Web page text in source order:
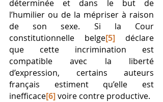
déterminée et dans le but de
l’humilier ou de la mépriser à raison
de son sexe. Si la Cour
constitutionnelle belge[5]
déclare
que cette incrimination est
compatible avec la liberté
d’expression, certains auteurs
français estiment qu’elle est
inefficace[6] voire contre productive.